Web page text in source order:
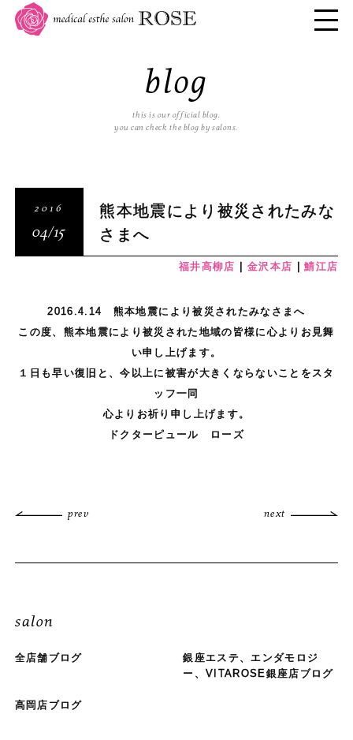
blog
this is our official blog.
you can check the blog by salons.
2016
04/15
熊本地震により被災されたみな
さまへ
福井高柳店 金沢本店 鯖江店
2016.4.14 熊本地震により被災されたみなさまへ
この度、熊本地震により被災された地域の皆様に心よりお見舞
い申し上げます。
１日も早い復旧と、今以上に被害が大きくならないことをスタ
ッフ一同
心よりお祈り申し上げます。
ドクターピュール ローズ
prev next
salon
全店舗ブログ
銀座エステ、エンダモロジ
ー、VITAROSE銀座店ブログ
高岡店ブログ